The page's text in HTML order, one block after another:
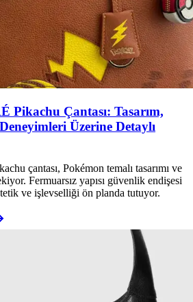
Pikachu Çantası: Tasarım,
Üzerine Detaylı
çantası, Pokémon temalı tasarımı ve
Fermuarsız yapısı güvenlik endişesi
ve işlevselliği ön planda tutuyor.